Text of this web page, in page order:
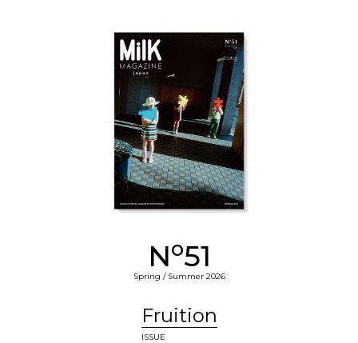
No51
Spring / Summer 2026
Fruition
ISSUE